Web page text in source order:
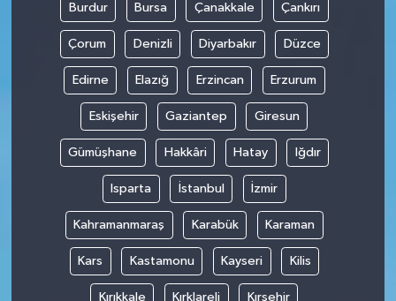
Burdur Bursa Çanakkale Çankırı
Çorum Denizli Diyarbakır Düzce
Edirne Elazığ Erzincan Erzurum
Eskişehir Gaziantep Giresun
Gümüşhane Hakkâri Hatay Iğdır
Isparta İstanbul İzmir
Kahramanmaraş Karabük Karaman
Kars Kastamonu Kayseri Kilis
Kırıkkale Kırklareli Kırşehir